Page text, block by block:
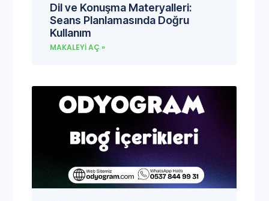
Dil ve Konuşma Materyalleri:
Seans Planlamasında Doğru
Kullanım
MAKALEYI AÇ »